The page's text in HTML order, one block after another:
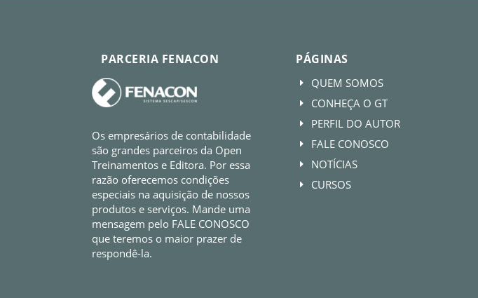
PARCERIA FENACON
Os empresários de contabilidade
são grandes parceiros da Open
Treinamentos e Editora. Por essa
razão oferecemos condições
especiais na aquisição de nossos
produtos e serviços. Mande uma
mensagem pelo FALE CONOSCO
que teremos o maior prazer de
respondê-la.
PÁGINAS
E QUEM SOMOS
E CONHEÇA O GT
E PERFIL DO AUTOR
E FALE CONOSCO
E NOTÍCIAS
E CURSOS